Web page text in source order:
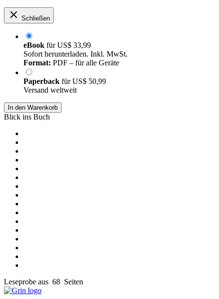
Schließen
eBook fürUS$ 33,99
Sofort herunterladen. Inkl. MwSt.
Format: PDF – für alle Geräte
Paperback fürUS$ 50,99
Versand weltweit
In den Warenkorb
Blick ins Buch
Leseprobe aus 68 Seiten